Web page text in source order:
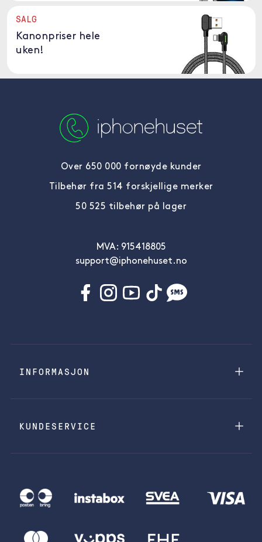
SALG
Kanonpriser hele
uken!
Over 650 000 fornøyde kunder
Tilbehør fra 514 forskjellige merker
50 525 tilbehør på lager
MVA: 915418805
support@iphonehuset.no
INFORMASJON
KUNDESERVICE